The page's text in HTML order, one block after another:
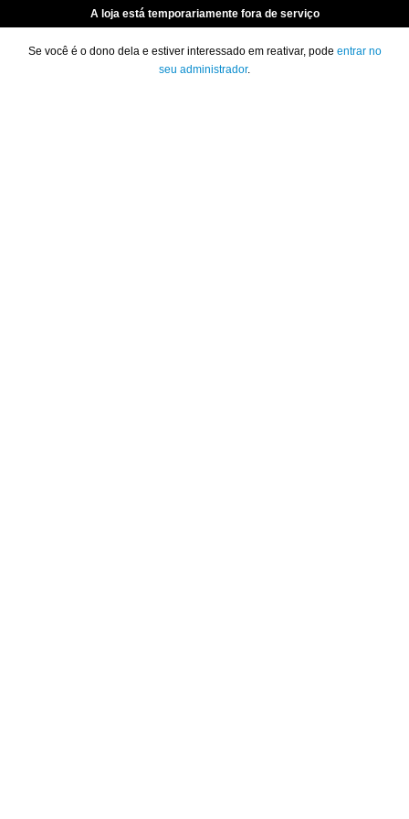
A loja está temporariamente fora de serviço
Se você é o dono dela e estiver interessado em reativar, pode entrar no
seu administrador.